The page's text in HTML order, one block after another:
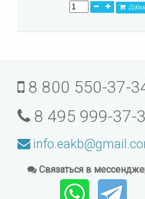
8 800 550-37-
8 495 999-37-
Связаться в